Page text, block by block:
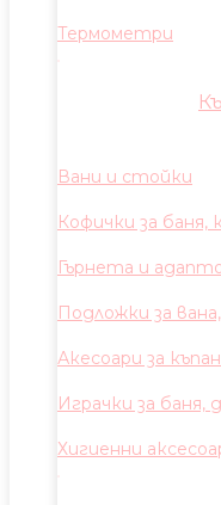
Термометри
Вани и стойки
Кофички за баня,
Гърнета и
Подложки за
Акесоари за
Играчки за баня,
Хигиенни